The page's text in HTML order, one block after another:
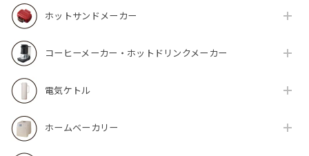
ホットサンドメーカー
コーヒーメーカー・ホットドリンクメーカー
電気ケトル
ホームベーカリー